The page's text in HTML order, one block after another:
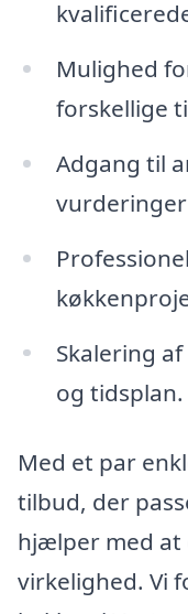
Mulighed
forskellige
Adgang til
Skalering
og tidsplan.
Med et par
tilbud, der
hjælper med at
virkelighed. Vi